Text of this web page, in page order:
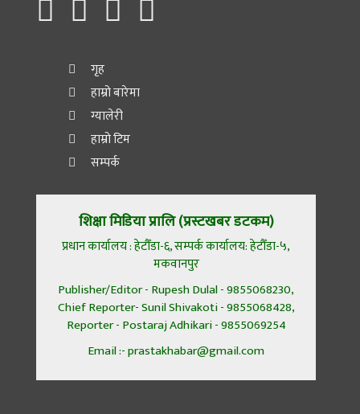
गृह
हाम्रो बारेमा
ग्यालेरी
हाम्रो टिम
सम्पर्क
शिक्षा मिडिया प्रालि (प्रस्टखबर डटकम)
प्रधान कार्यालय : हेटौँडा-६, सम्पर्क कार्यालय: हेटौँडा-५,
मकवानपुर
Publisher/Editor - Rupesh Dulal - 9855068230,
Chief Reporter- Sunil Shivakoti - 9855068428,
Reporter - Postaraj Adhikari - 9855069254
Email :- prastakhabar@gmail.com